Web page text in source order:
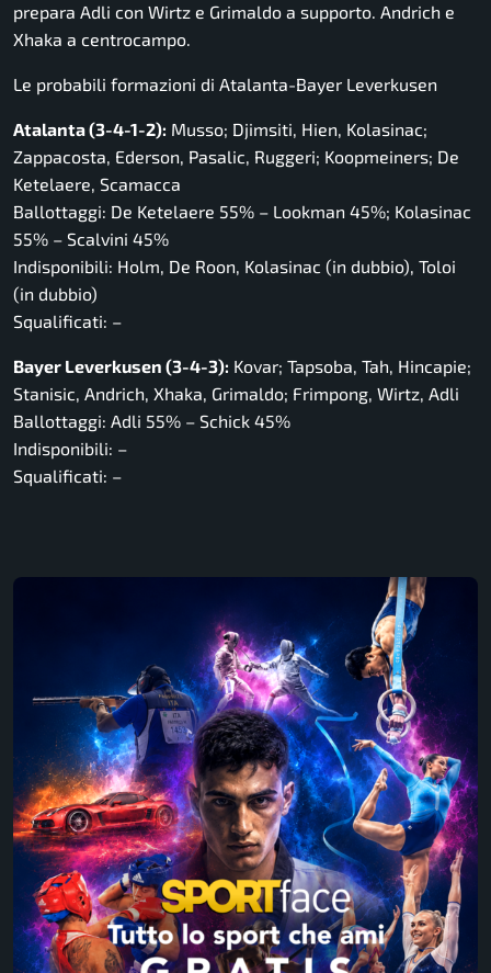
prepara Adli con Wirtz e Grimaldo a supporto. Andrich e
Xhaka a centrocampo.
Le probabili formazioni di Atalanta-Bayer Leverkusen
Atalanta (3-4-1-2): Musso; Djimsiti, Hien, Kolasinac;
Zappacosta, Ederson, Pasalic, Ruggeri; Koopmeiners; De
Ketelaere, Scamacca
Ballottaggi: De Ketelaere 55% – Lookman 45%; Kolasinac
55% – Scalvini 45%
Indisponibili: Holm, De Roon, Kolasinac (in dubbio), Toloi
(in dubbio)
Squalificati: –
Bayer Leverkusen (3-4-3): Kovar; Tapsoba, Tah, Hincapie;
Stanisic, Andrich, Xhaka, Grimaldo; Frimpong, Wirtz, Adli
Ballottaggi: Adli 55% – Schick 45%
Indisponibili: –
Squalificati: –